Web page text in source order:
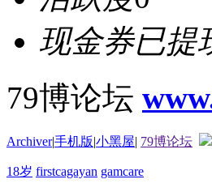
现金券已提
79博论坛
Archiver|手机版|小黑屋| 79博论坛
18岁 firstcagayan gamcare